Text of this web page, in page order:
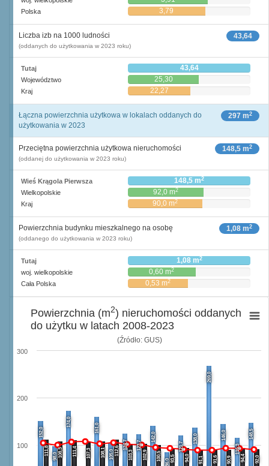
Polska 3,79
43,64
Liczba izb na 1000 ludności
(oddanych do użytkowania w 2023 roku)
Tutaj 43,64
Województwo 25,30
Kraj 22,27
297 m2
Łączna powierzchnia użytkowa w lokalach oddanych do
użytkowania w 2023
148,5 m2
Przeciętna powierzchnia użytkowa nieruchomości
(oddanej do użytkowania w 2023 roku)
Wieś Krągola Pierwsza 148,5 m2
Wielkopolskie 92,0 m2
Kraj 90,0 m2
1,08 m2
Powierzchnia budynku mieszkalnego na osobę
(oddanego do użytkowania w 2023 roku)
Tutaj 1,08 m2
woj. wielkopolskie 0,60 m2
Cała Polska 0,53 m2
(Źródło: GUS)
152,0
98,0
174,0
161,0
105,0
124,7 123,7
142,0
86,0
121,7
138,0
269,0
146,0
116,3
148,5
111,8
108,3 111,4 107,3 108,1 112,6 103,3 102,9 100,5 93,5 94,0 91,1 91,6 90,9 94,4 92,0
100
200
300
Powierzchnia (m2) nieruchomości oddanych
do użytku w latach 2008-2023